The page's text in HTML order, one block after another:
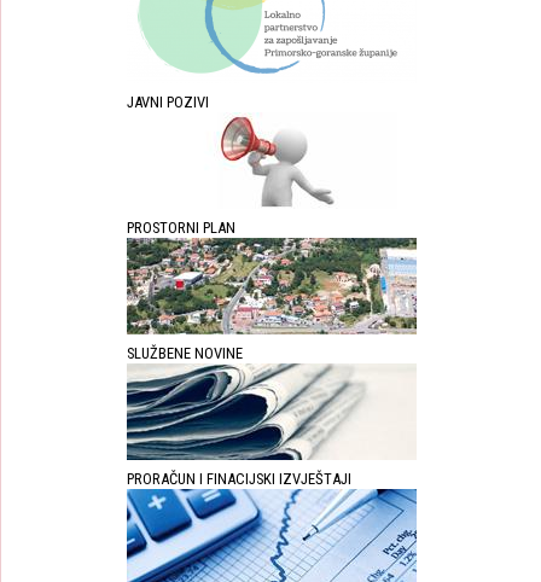
JAVNI POZIVI
PROSTORNI PLAN
SLUŽBENE NOVINE
PRORAČUN I FINACIJSKI IZVJEŠTAJI